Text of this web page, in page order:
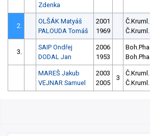
Zdenka
2.
OLŠÁK Matyáš
PALOUDA Tomáš
2001
1969
Č.Kruml.
Č.Kruml.
3.
SAIP Ondřej
DODAL Jan
2006
1953
Boh.Pha
Boh.Pha
MAREŠ Jakub
VEJNAR Samuel
2003
2005
3
Č.Kruml.
Č.Kruml.